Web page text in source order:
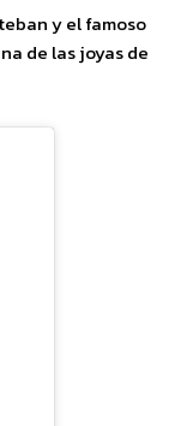
y el famoso
de las joyas de